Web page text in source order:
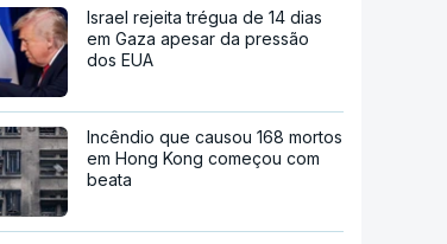
Israel rejeita trégua de 14 dias
em Gaza apesar da pressão
dos EUA
Incêndio que causou 168 mortos
em Hong Kong começou com
beata